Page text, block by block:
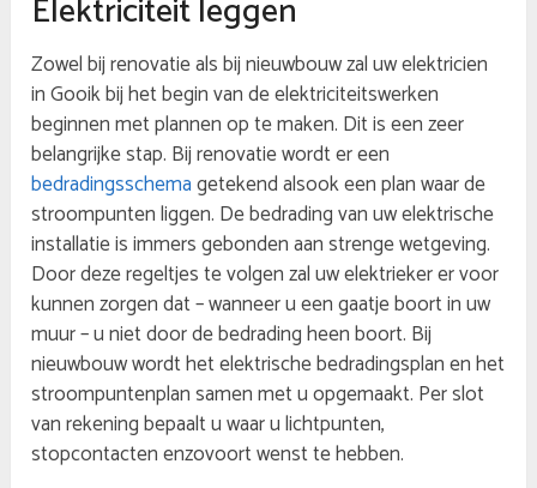
Elektriciteit leggen
Zowel bij renovatie als bij nieuwbouw zal uw elektricien
in Gooik bij het begin van de elektriciteitswerken
beginnen met plannen op te maken. Dit is een zeer
belangrijke stap. Bij renovatie wordt er een
bedradingsschemagetekend alsook een plan waar de
stroompunten liggen. De bedrading van uw elektrische
installatie is immers gebonden aan strenge wetgeving.
Door deze regeltjes te volgen zal uw elektrieker er voor
kunnen zorgen dat – wanneer u een gaatje boort in uw
muur – u niet door de bedrading heen boort. Bij
nieuwbouw wordt het elektrische bedradingsplan en het
stroompuntenplan samen met u opgemaakt. Per slot
van rekening bepaalt u waar u lichtpunten,
stopcontacten enzovoort wenst te hebben.